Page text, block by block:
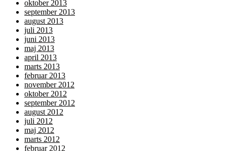
oktober 2013
september 2013
august 2013
juli 2013
juni 2013
maj 2013
april 2013
marts 2013
februar 2013
november 2012
oktober 2012
september 2012
august 2012
juli 2012
maj 2012
marts 2012
februar 2012